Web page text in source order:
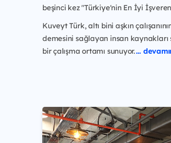
beşinci kez "Türkiye'nin En İyi
Kuveyt Türk, altı bini aşkın
demesini sağlayan insan
bir çalışma ortamı sunuyor.…